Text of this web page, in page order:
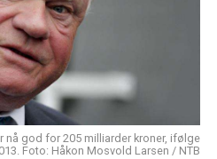
nå god for 205 milliarder kroner, ifølge
Foto: Håkon Mosvold Larsen / NTB